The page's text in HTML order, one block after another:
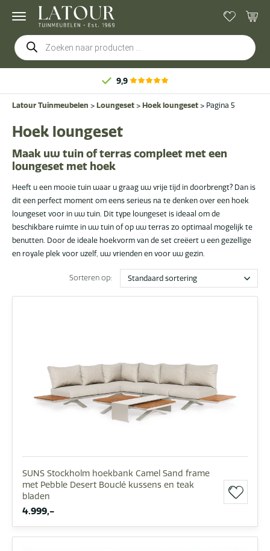
Producten
zoeken
9,9
Latour Tuinmeubelen > Loungeset > Hoek loungeset > Pagina 5
Hoek loungeset
Maak uw tuin of terras compleet met een
loungeset met hoek
Heeft u een mooie tuin waar u graag uw vrije tijd in doorbrengt? Dan is
dit een perfect moment om eens serieus na te denken over een hoek
loungeset voor in uw tuin. Dit type loungeset is ideaal om de
beschikbare ruimte in uw tuin of op uw terras zo optimaal mogelijk te
benutten. Door de ideale hoekvorm van de set creëert u een gezellige
en royale plek voor uzelf, uw vrienden en voor uw gezin.
Sorteren op:
SUNS Stockholm hoekbank Camel Sand frame
met Pebble Desert Bouclé kussens en teak
bladen
4.999,-